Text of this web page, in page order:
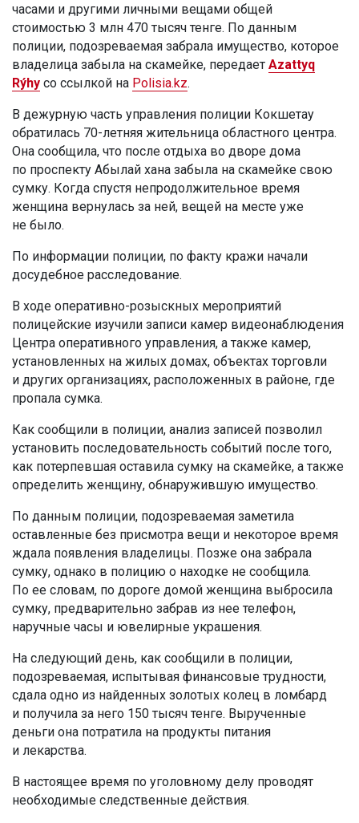
часами и другими личными вещами общей
стоимостью 3 млн 470 тысяч тенге. По данным
полиции, подозреваемая забрала имущество, которое
владелица забыла на скамейке, передает Azattyq
Rýhy со ссылкой на Polisia.kz.
В дежурную часть управления полиции Кокшетау
обратилась 70-летняя жительница областного центра.
Она сообщила, что после отдыха во дворе дома
по проспекту Абылай хана забыла на скамейке свою
сумку. Когда спустя непродолжительное время
женщина вернулась за ней, вещей на месте уже
не было.
По информации полиции, по факту кражи начали
досудебное расследование.
В ходе оперативно-розыскных мероприятий
полицейские изучили записи камер видеонаблюдения
Центра оперативного управления, а также камер,
установленных на жилых домах, объектах торговли
и других организациях, расположенных в районе, где
пропала сумка.
Как сообщили в полиции, анализ записей позволил
установить последовательность событий после того,
как потерпевшая оставила сумку на скамейке, а также
определить женщину, обнаружившую имущество.
По данным полиции, подозреваемая заметила
оставленные без присмотра вещи и некоторое время
ждала появления владелицы. Позже она забрала
сумку, однако в полицию о находке не сообщила.
По ее словам, по дороге домой женщина выбросила
сумку, предварительно забрав из нее телефон,
наручные часы и ювелирные украшения.
На следующий день, как сообщили в полиции,
подозреваемая, испытывая финансовые трудности,
сдала одно из найденных золотых колец в ломбард
и получила за него 150 тысяч тенге. Вырученные
деньги она потратила на продукты питания
и лекарства.
В настоящее время по уголовному делу проводят
необходимые следственные действия.